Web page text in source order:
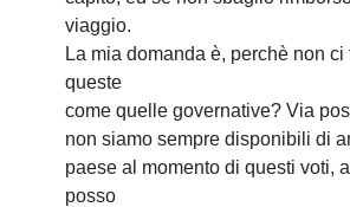
viaggio.
La mia domanda è, perchè non
queste
come quelle governative? Via
non siamo sempre disponibili di
paese al momento di questi voti,
posso